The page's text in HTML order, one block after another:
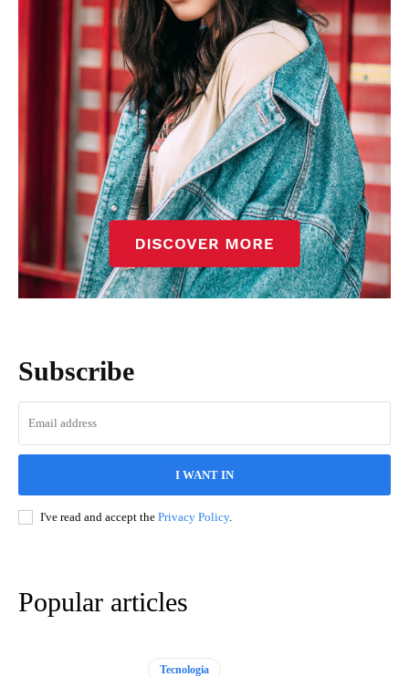
Subscribe
I WANT IN
I've read and accept the Privacy Policy.
Popular articles
Tecnologia